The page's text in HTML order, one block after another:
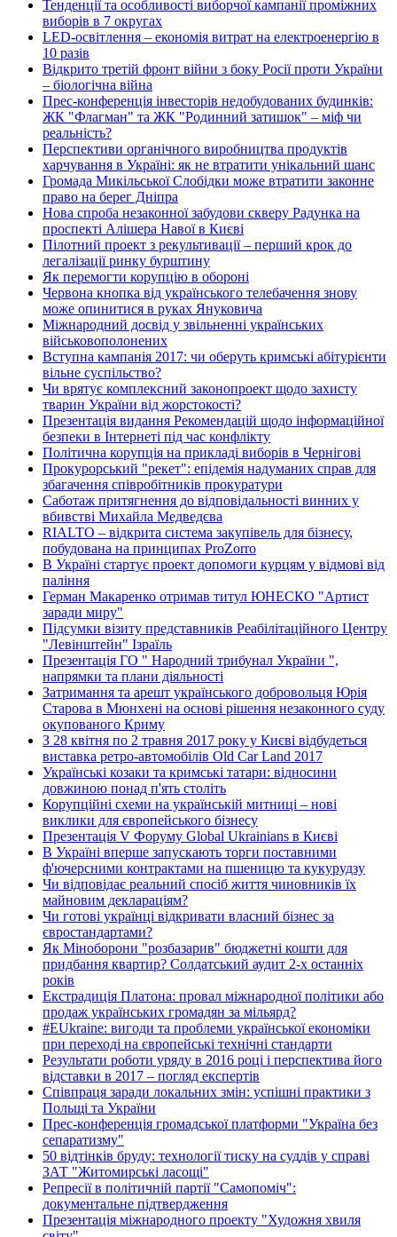
Тенденції та особливості виборчої кампанії проміжних
виборів в 7 округах
LED-освітлення – економія витрат на електроенергію в
10 разів
Відкрито третій фронт війни з боку Росії проти України
– біологічна війна
Прес-конференція інвесторів недобудованих будинків:
ЖК "Флагман" та ЖК "Родинний затишок" – міф чи
реальність?
Перспективи органічного виробництва продуктів
харчування в Україні: як не втратити унікальний шанс
Громада Микільської Слобідки може втратити законне
право на берег Дніпра
Нова спроба незаконної забудови скверу Радунка на
проспекті Алішера Навої в Києві
Пілотний проект з рекультивації – перший крок до
легалізації ринку бурштину
Як перемогти корупцію в обороні
Червона кнопка від українського телебачення знову
може опинитися в руках Януковича
Міжнародний досвід у звільненні українських
військовополонених
Вступна кампанія 2017: чи оберуть кримські абітурієнти
вільне суспільство?
Чи врятує комплексний законопроект щодо захисту
тварин України від жорстокості?
Презентація видання Рекомендацій щодо інформаційної
безпеки в Інтернеті під час конфлікту
Політична корупція на прикладі виборів в Чернігові
Прокурорський "рекет": епідемія надуманих справ для
збагачення співробітників прокуратури
Саботаж притягнення до відповідальності винних у
вбивстві Михайла Медведєва
RIALTO – відкрита система закупівель для бізнесу,
побудована на принципах ProZorro
В Україні стартує проект допомоги курцям у відмові від
паління
Герман Макаренко отримав титул ЮНЕСКО "Артист
заради миру"
Підсумки візиту представників Реабілітаційного Центру
"Левінштейн" Ізраїль
Презентація ГО " Народний трибунал України ",
напрямки та плани діяльності
Затримання та арешт українського добровольця Юрія
Старова в Мюнхені на основі рішення незаконного суду
окупованого Криму
З 28 квітня по 2 травня 2017 року у Києві відбудеться
виставка ретро-автомобілів Old Car Land 2017
Українські козаки та кримські татари: відносини
довжиною понад п'ять століть
Корупційні схеми на українській митниці – нові
виклики для європейського бізнесу
Презентація V Форуму Global Ukrainians в Києві
В Україні вперше запускають торги поставними
ф'ючерсними контрактами на пшеницю та кукурудзу
Чи відповідає реальний спосіб життя чиновників їх
майновим деклараціям?
Чи готові українці відкривати власний бізнес за
євростандартами?
Як Міноборони "розбазарив" бюджетні кошти для
придбання квартир? Солдатський аудит 2-х останніх
років
Екстрадиція Платона: провал міжнародної політики або
продаж українських громадян за мільярд?
#EUkraine: вигоди та проблеми української економіки
при переході на європейські технічні стандарти
Результати роботи уряду в 2016 році і перспектива його
відставки в 2017 – погляд експертів
Співпраця заради локальних змін: успішні практики з
Польщі та України
Прес-конференція громадської платформи "Україна без
сепаратизму"
50 відтінків бруду: технології тиску на суддів у справі
ЗАТ "Житомирські ласощі"
Репресії в політичній партії "Самопоміч":
документальне підтвердження
Презентація міжнародного проекту "Художня хвиля